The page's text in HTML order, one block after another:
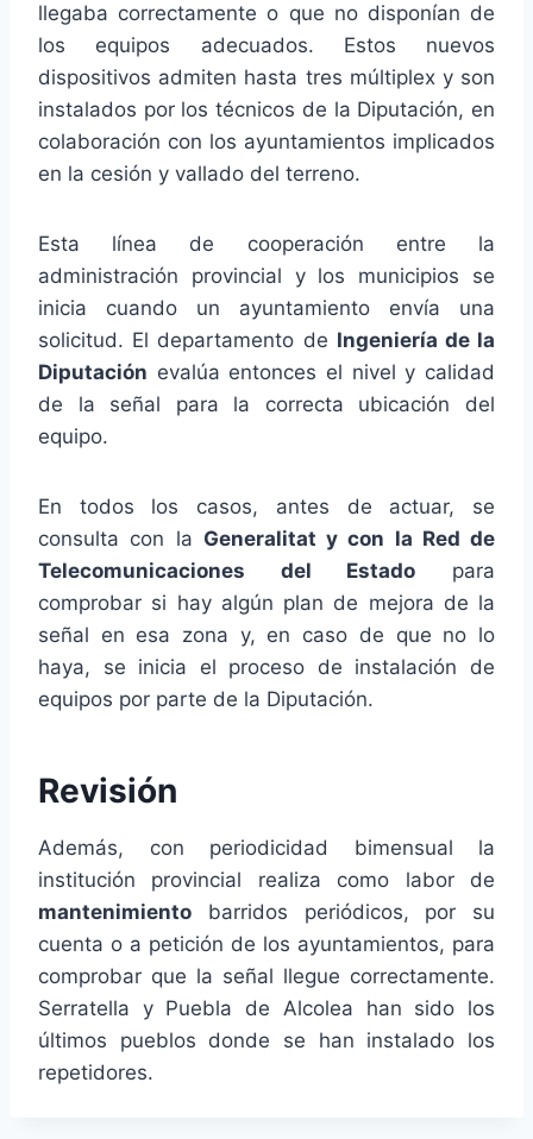
llegaba correctamente o que no disponían de
los equipos adecuados. Estos nuevos
dispositivos admiten hasta tres múltiplex y son
instalados por los técnicos de la Diputación, en
colaboración con los ayuntamientos implicados
en la cesión y vallado del terreno.
Esta línea de cooperación entre la
administración provincial y los municipios se
inicia cuando un ayuntamiento envía una
solicitud. El departamento de Ingeniería de la
Diputación evalúa entonces el nivel y calidad
de la señal para la correcta ubicación del
equipo.
En todos los casos, antes de actuar, se
consulta con la Generalitat y con la Red de
Telecomunicaciones del Estado para
comprobar si hay algún plan de mejora de la
señal en esa zona y, en caso de que no lo
haya, se inicia el proceso de instalación de
equipos por parte de la Diputación.
Revisión
Además, con periodicidad bimensual la
institución provincial realiza como labor de
mantenimiento barridos periódicos, por su
cuenta o a petición de los ayuntamientos, para
comprobar que la señal llegue correctamente.
Serratella y Puebla de Alcolea han sido los
últimos pueblos donde se han instalado los
repetidores.